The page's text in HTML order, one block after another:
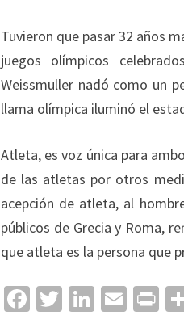
Tuvieron que pasar 32 años
juegos olímpicos
Weissmuller nadó como un
llama olímpica iluminó el
Atleta, es voz única para
de las atletas por otros
acepción de atleta, al
públicos de Grecia y Roma,
que atleta es la persona que
Fa T
Li
E
Pr